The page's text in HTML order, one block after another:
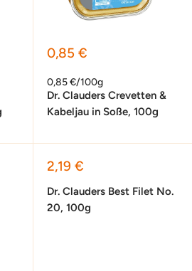
Sonderpreis
0,85 €
0,85 €/100g
Dr. Clauders Crevetten &
Kabeljau in Soße, 100g
Sonderpreis
2,19 €
Dr. Clauders Best Filet No.
20, 100g